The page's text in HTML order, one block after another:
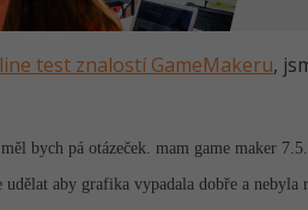
test znalostí GameMakeru,
bych pá otázeček. mam game maker
udělat aby grafika vypadala dobře a